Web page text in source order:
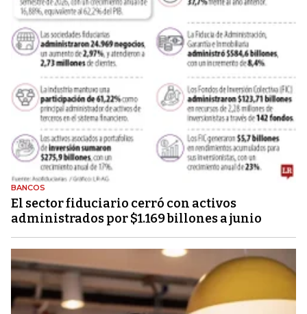
BANCOS
El sector fiduciario cerró con activos
administrados por $1.169 billones a junio